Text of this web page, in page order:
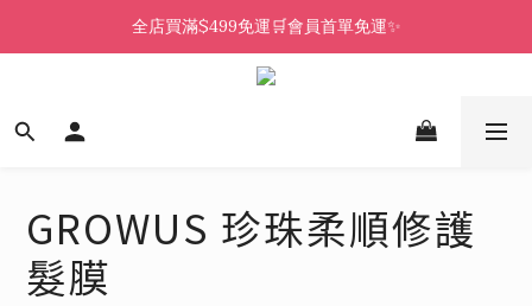
全店買滿$499免運🛒會員首單免運✨
GROWUS 珍珠柔順修護
髮膜